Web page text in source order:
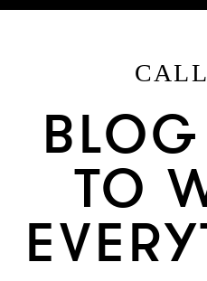
BEST OF
CORPORATE
TO